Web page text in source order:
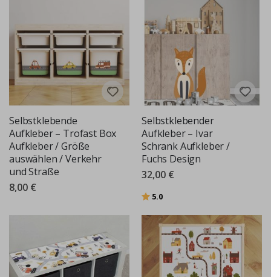
Selbstklebende
Aufkleber – Trofast Box
Aufkleber / Größe
auswählen / Verkehr
und Straße
8,00 €
Selbstklebender
Aufkleber – Ivar
Schrank Aufkleber /
Fuchs Design
32,00 €
Bewertung:
5.0